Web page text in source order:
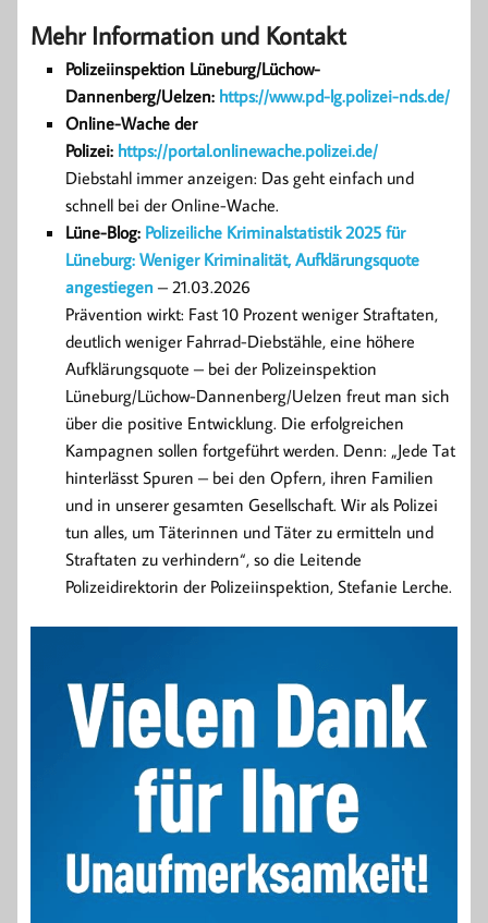
Mehr Information und Kontakt
Polizeiinspektion Lüneburg/Lüchow-
Dannenberg/Uelzen: https://www.pd-lg.polizei-nds.de/
Online-Wache der
Polizei: https://portal.onlinewache.polizei.de/
Diebstahl immer anzeigen: Das geht einfach und
schnell bei der Online-Wache.
Lüne-Blog: Polizeiliche Kriminalstatistik 2025 für
Lüneburg: Weniger Kriminalität, Aufklärungsquote
angestiegen – 21.03.2026
Prävention wirkt: Fast 10 Prozent weniger Straftaten,
deutlich weniger Fahrrad-Diebstähle, eine höhere
Aufklärungsquote – bei der Polizeinspektion
Lüneburg/Lüchow-Dannenberg/Uelzen freut man sich
über die positive Entwicklung. Die erfolgreichen
Kampagnen sollen fortgeführt werden. Denn: „Jede Tat
hinterlässt Spuren – bei den Opfern, ihren Familien
und in unserer gesamten Gesellschaft. Wir als Polizei
tun alles, um Täterinnen und Täter zu ermitteln und
Straftaten zu verhindern“, so die Leitende
Polizeidirektorin der Polizeiinspektion, Stefanie Lerche.